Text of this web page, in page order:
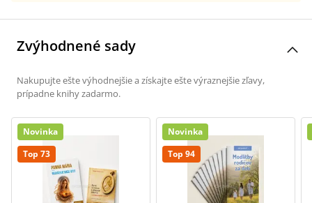
Zvýhodnené sady
Nakupujte ešte výhodnejšie a získajte ešte výraznejšie zľavy,
prípadne knihy zadarmo.
Novinka
Top 73
Novinka
Top 94